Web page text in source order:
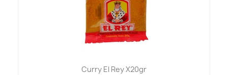
Curry El Rey X20gr